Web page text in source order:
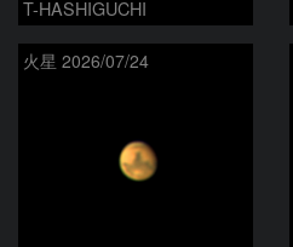
T-HASHIGUCHI
火星 2026/07/24